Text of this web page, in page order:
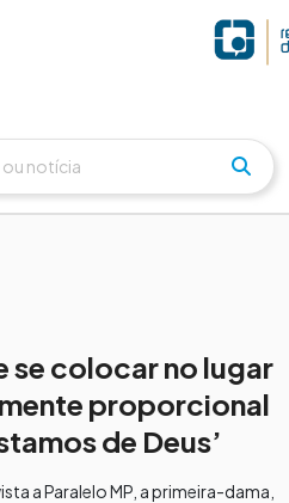
se colocar no lugar
proporcional
de Deus’
a Paralelo MP, a primeira-dama,